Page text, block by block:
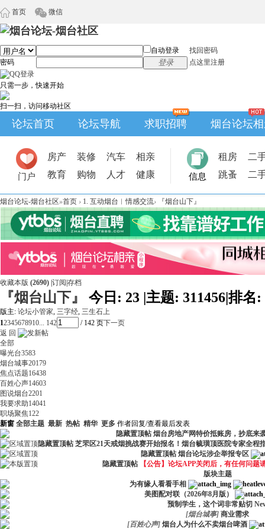
首页 微信
自动登录
找回密码
密码
登录 点这里注册
只需一步，快速开始
扫一扫，访问移动社区
论坛首页 论坛导航 求职招聘 烟台论坛
门户
房产 装修 汽车
相亲
教育
购物 人才 健康 信息
租房
二
跳蚤
二
烟台论坛-烟台社区»首页 › 1. 互动烟台︱情感交流› 『烟台山下』
收藏本版 (2690) 订阅 存档
『烟台山下』 今日: 23 |主题: 311456|排名:
版主: 论坛小管家, 三字经, 三生石上
12345678910... 142 / 142 页下一页
返 回
全部
曝光台3583
烟台城事20179
焦点话题16438
百姓心声14603
图说烟台2201
我要求助14041
职场聚焦122
新窗 全部主题 最新 热帖 精华 更多 作者回复/查看最后发表
隐藏置顶帖 烟台房地产网特价抵账房，抄底来
隐藏置顶帖 芝罘区21天戒烟挑战赛开始报名！烟台毓璜顶医院专家全程
隐藏置顶帖 烟台论坛涉企举报专区
隐藏置顶帖
【公告】论坛APP关闭后，有任何问题
版块主题
为有缘人看看手相
美图配对联（2026年8月版）
预制学生，这个词非常贴切
[烟台城事] 商业需求
[百姓心声] 烟台人为什么不卖烟台啤酒